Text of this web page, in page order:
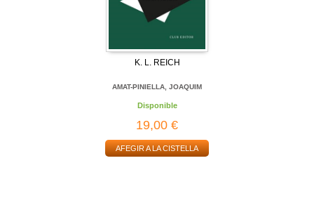
K. L. REICH
AMAT-PINIELLA, JOAQUIM
Disponible
19,00 €
AFEGIR A LA CISTELLA